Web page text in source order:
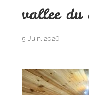
vallee du
5 Juin, 2026